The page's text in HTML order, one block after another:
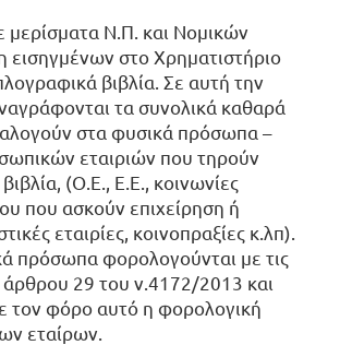
μερίσματα Ν.Π. και Νομικών
εισηγμένων στο Χρηματιστήριο
βιβλία. Σε αυτή την
τα συνολικά καθαρά
στα φυσικά πρόσωπα –
εταιριών που τηρούν
(Ο.Ε., Ε.Ε., κοινωνίες
που ασκούν επιχείρηση ή
εταιρίες, κοινοπραξίες κ.λπ).
πρόσωπα φορολογούνται με τις
άρθρου 29 του ν.4172/2013 και
τον φόρο αυτό η φορολογική
εταίρων.